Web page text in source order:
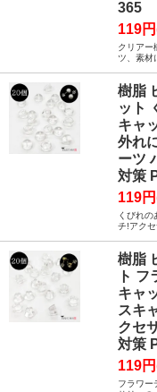
365
119
クリアー
ツ、素材
樹脂
ット
キャ
外れ
ーツ
対策
119
くびれの
チ!アク
樹脂
ト
キャ
スキ
クセ
対策
119
フラワー